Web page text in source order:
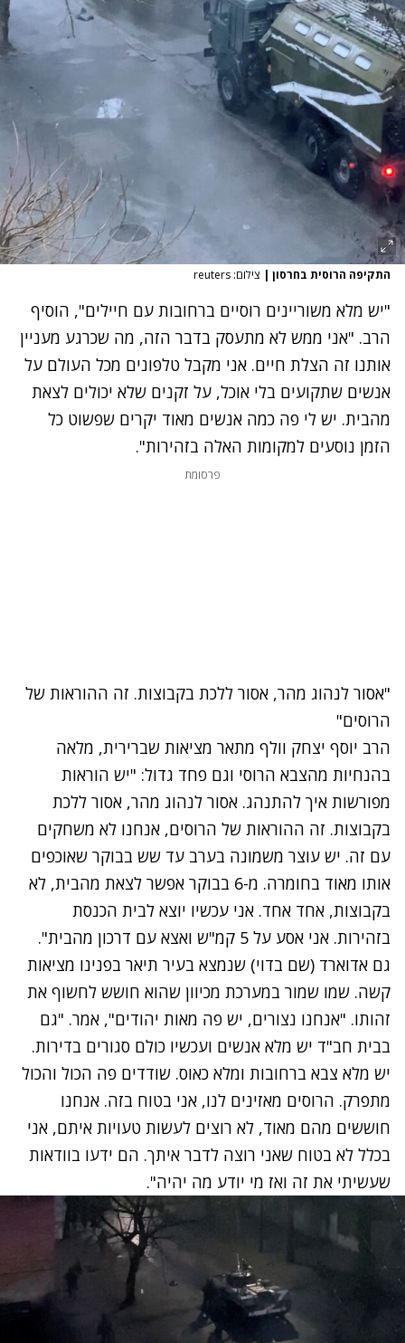
התקיפה הרוסית בחרסון | צילום: reuters
"יש מלא משוריינים רוסיים ברחובות עם חיילים", הוסיף
הרב. "אני ממש לא מתעסק בדבר הזה, מה שכרגע מעניין
אותנו זה הצלת חיים. אני מקבל טלפונים מכל העולם על
אנשים שתקועים בלי אוכל, על זקנים שלא יכולים לצאת
מהבית. יש לי פה כמה אנשים מאוד יקרים שפשוט כל
הזמן נוסעים למקומות האלה בזהירות".
פרסומת
"אסור לנהוג מהר, אסור ללכת בקבוצות. זה ההוראות של
הרוסים"
הרב יוסף יצחק וולף מתאר מציאות שברירית, מלאה
בהנחיות מהצבא הרוסי וגם פחד גדול: "יש הוראות
מפורשות איך להתנהג. אסור לנהוג מהר, אסור ללכת
בקבוצות. זה ההוראות של הרוסים, אנחנו לא משחקים
עם זה. יש עוצר משמונה בערב עד שש בבוקר שאוכפים
אותו מאוד בחומרה. מ-6 בבוקר אפשר לצאת מהבית, לא
בקבוצות, אחד אחד. אני עכשיו יוצא לבית הכנסת
בזהירות. אני אסע על 5 קמ"ש ואצא עם דרכון מהבית".
גם אדוארד (שם בדוי) שנמצא בעיר תיאר בפנינו מציאות
קשה. שמו שמור במערכת מכיוון שהוא חושש לחשוף את
זהותו. "אנחנו נצורים, יש פה מאות יהודים", אמר. "גם
בבית חב"ד יש מלא אנשים ועכשיו כולם סגורים בדירות.
יש מלא צבא ברחובות ומלא כאוס. שודדים פה הכול והכול
מתפרק. הרוסים מאזינים לנו, אני בטוח בזה. אנחנו
חוששים מהם מאוד, לא רוצים לעשות טעויות איתם, אני
בכלל לא בטוח שאני רוצה לדבר איתך. הם ידעו בוודאות
שעשיתי את זה ואז מי יודע מה יהיה".